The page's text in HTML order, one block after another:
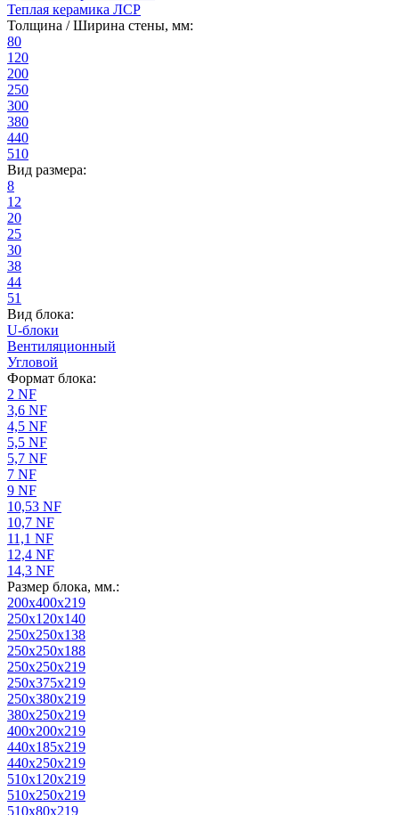
Теплая керамика ЛСР
Толщина / Ширина стены, мм:
80
120
200
250
300
380
440
510
Вид размера:
8
12
20
25
30
38
44
51
Вид блока:
U-блоки
Вентиляционный
Угловой
Формат блока:
2 NF
3,6 NF
4,5 NF
5,5 NF
5,7 NF
7 NF
9 NF
10,53 NF
10,7 NF
11,1 NF
12,4 NF
14,3 NF
Размер блока, мм.:
200x400x219
250x120x140
250x250x138
250x250x188
250x250x219
250x375x219
250x380x219
380x250x219
400x200x219
440x185x219
440x250x219
510x120x219
510x250x219
510x80x219